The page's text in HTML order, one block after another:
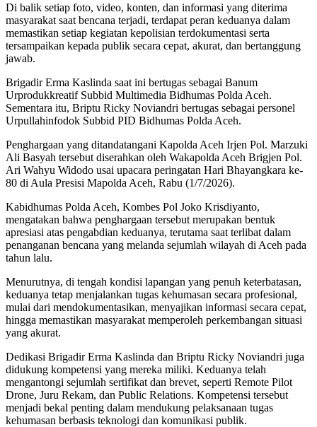
Di balik setiap foto, video, konten, dan informasi yang diterima
masyarakat saat bencana terjadi, terdapat peran keduanya dalam
memastikan setiap kegiatan kepolisian terdokumentasi serta
tersampaikan kepada publik secara cepat, akurat, dan bertanggung
jawab.
Brigadir Erma Kaslinda saat ini bertugas sebagai Banum
Urprodukkreatif Subbid Multimedia Bidhumas Polda Aceh.
Sementara itu, Briptu Ricky Noviandri bertugas sebagai personel
Urpullahinfodok Subbid PID Bidhumas Polda Aceh.
Penghargaan yang ditandatangani Kapolda Aceh Irjen Pol. Marzuki
Ali Basyah tersebut diserahkan oleh Wakapolda Aceh Brigjen Pol.
Ari Wahyu Widodo usai upacara peringatan Hari Bhayangkara ke-
80 di Aula Presisi Mapolda Aceh, Rabu (1/7/2026).
Kabidhumas Polda Aceh, Kombes Pol Joko Krisdiyanto,
mengatakan bahwa penghargaan tersebut merupakan bentuk
apresiasi atas pengabdian keduanya, terutama saat terlibat dalam
penanganan bencana yang melanda sejumlah wilayah di Aceh pada
tahun lalu.
Menurutnya, di tengah kondisi lapangan yang penuh keterbatasan,
keduanya tetap menjalankan tugas kehumasan secara profesional,
mulai dari mendokumentasikan, menyajikan informasi secara cepat,
hingga memastikan masyarakat memperoleh perkembangan situasi
yang akurat.
Dedikasi Brigadir Erma Kaslinda dan Briptu Ricky Noviandri juga
didukung kompetensi yang mereka miliki. Keduanya telah
mengantongi sejumlah sertifikat dan brevet, seperti Remote Pilot
Drone, Juru Rekam, dan Public Relations. Kompetensi tersebut
menjadi bekal penting dalam mendukung pelaksanaan tugas
kehumasan berbasis teknologi dan komunikasi publik.